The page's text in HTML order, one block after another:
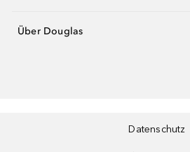
Über Douglas
Datenschutz